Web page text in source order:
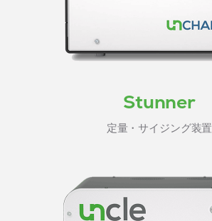
Stunner
定量・サイジング装置